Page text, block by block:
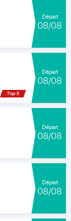
Départ
08/08
Départ
08/08
Départ
08/08
Départ
08/08